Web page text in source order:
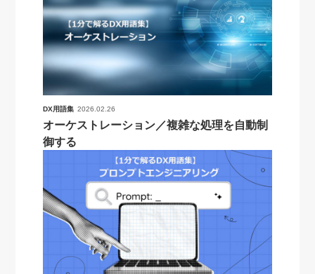
DX用語集 2026.02.26
オーケストレーション／複雑な処理を自動制
御する